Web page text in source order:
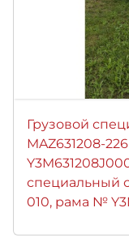
Грузовой
MAZ631208-
специальный
010, рама №